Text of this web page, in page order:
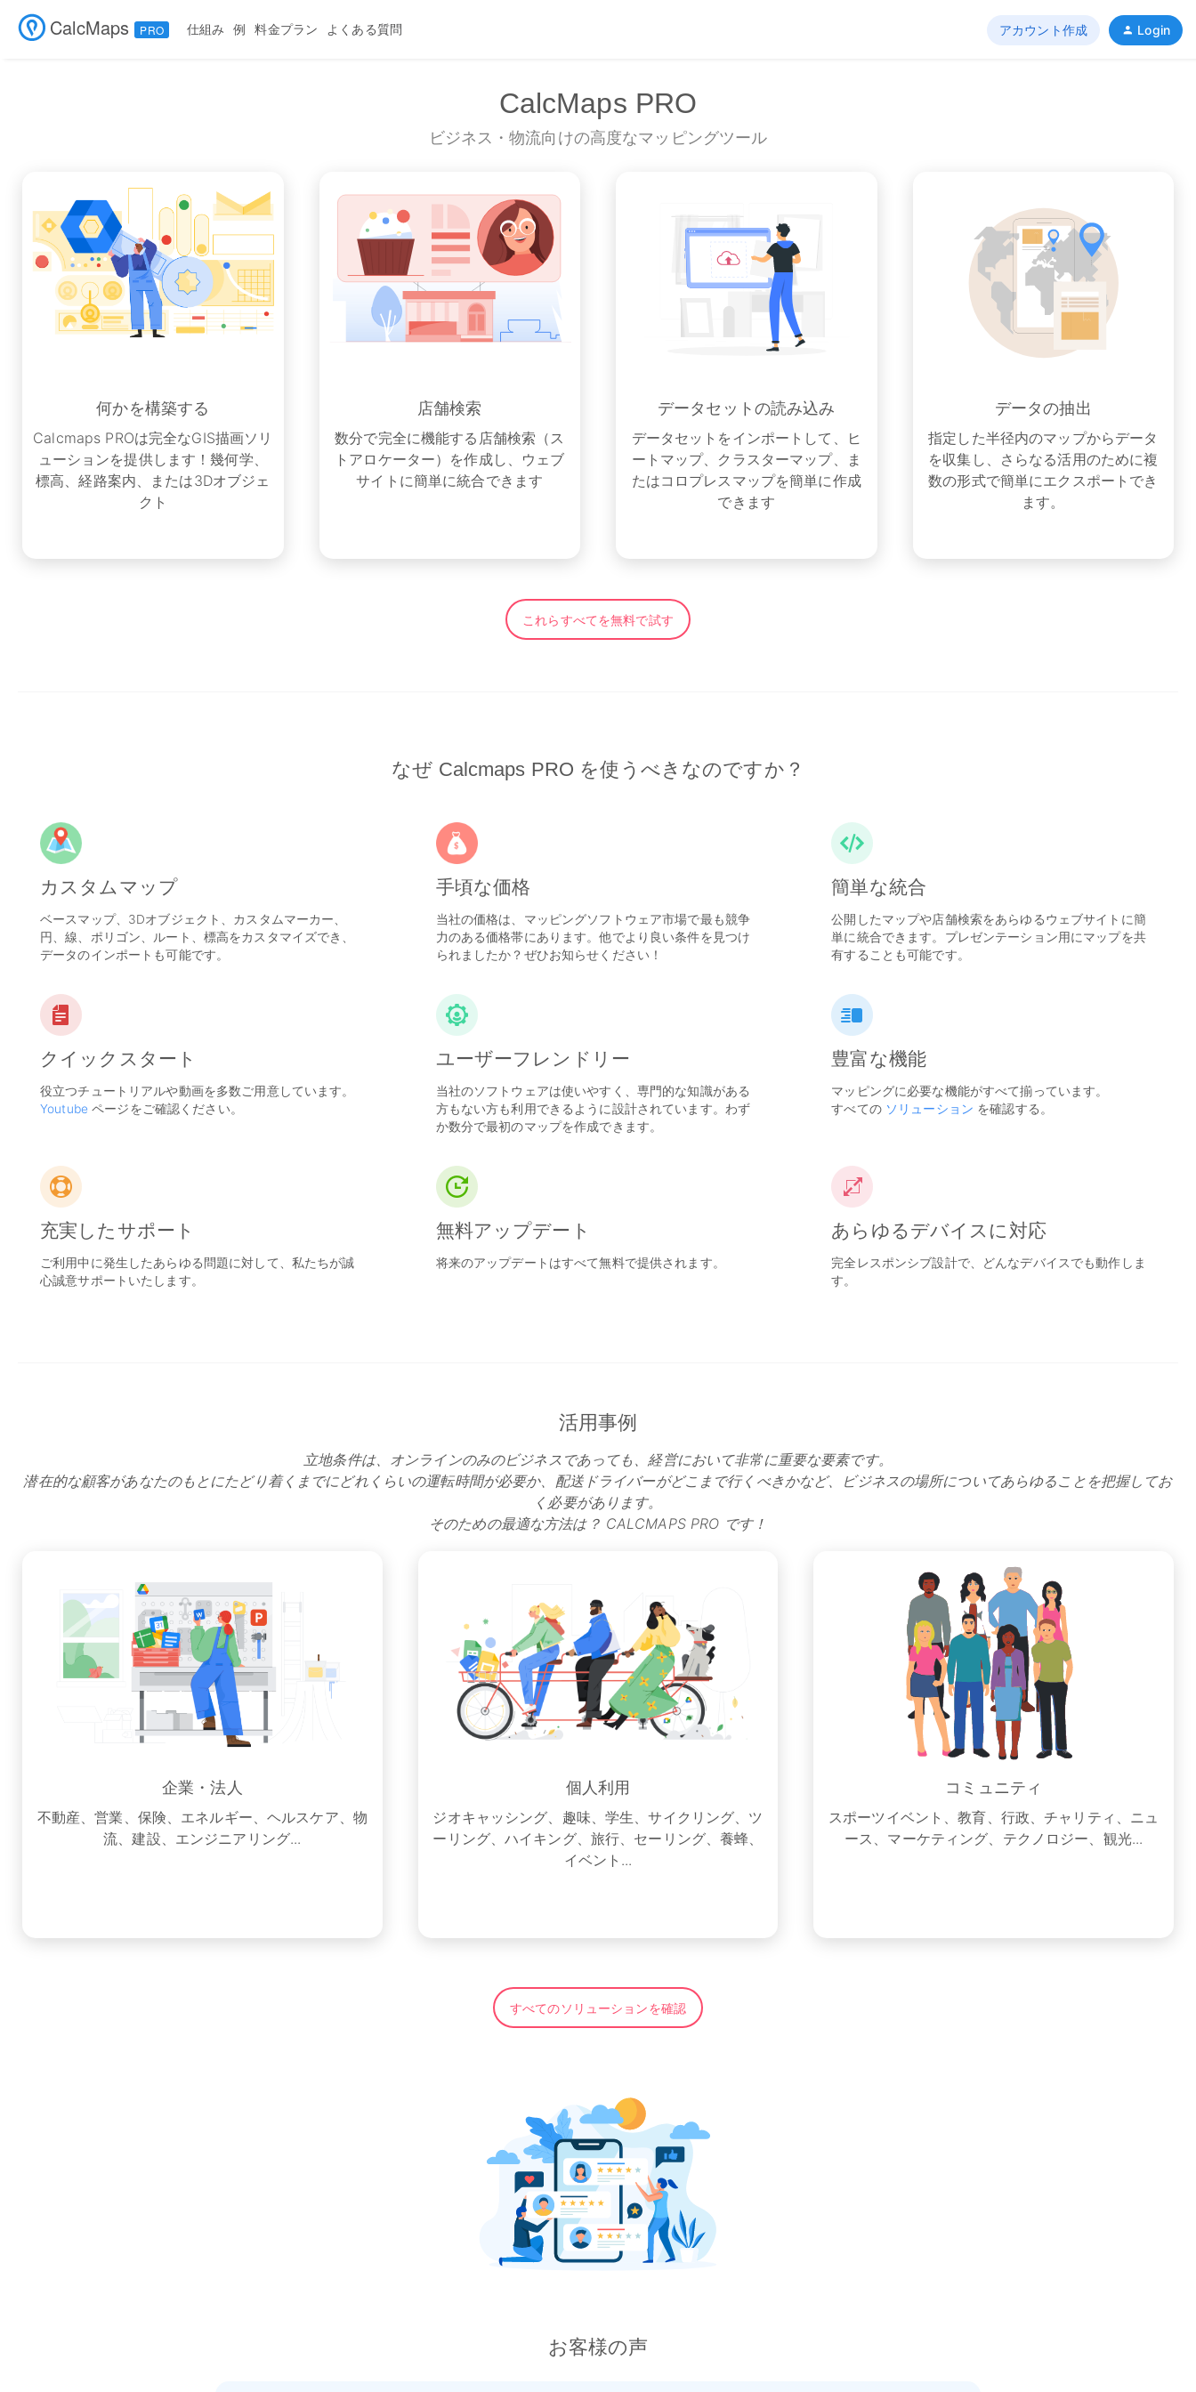
CalcMaps PRO 仕組み 例 料金プラン よくある質問 アカウント作成 Login
CalcMaps PRO
ビジネス・物流向けの高度なマッピングツール
何かを構築する
Calcmaps PROは完全なGIS描画ソリ
ューションを提供します！幾何学、
標高、経路案内、または3Dオブジェ
クト
店舗検索
数分で完全に機能する店舗検索（ス
トアロケーター）を作成し、ウェブ
サイトに簡単に統合できます
データセットの読み込み
データセットをインポートして、ヒ
ートマップ、クラスターマップ、ま
たはコロプレスマップを簡単に作成
できます
データの抽出
指定した半径内のマップからデータ
を収集し、さらなる活用のために複
数の形式で簡単にエクスポートでき
ます。
これらすべてを無料で試す
なぜ Calcmaps PRO を使うべきなのですか？
カスタムマップ
ベースマップ、3Dオブジェクト、カスタムマーカー、
円、線、ポリゴン、ルート、標高をカスタマイズでき、
データのインポートも可能です。
手頃な価格
当社の価格は、マッピングソフトウェア市場で最も競争
力のある価格帯にあります。他でより良い条件を見つけ
られましたか？ぜひお知らせください！
簡単な統合
公開したマップや店舗検索をあらゆるウェブサイトに簡
単に統合できます。プレゼンテーション用にマップを共
有することも可能です。
クイックスタート
役立つチュートリアルや動画を多数ご用意しています。
Youtube ページをご確認ください。
ユーザーフレンドリー
当社のソフトウェアは使いやすく、専門的な知識がある
方もない方も利用できるように設計されています。わず
か数分で最初のマップを作成できます。
豊富な機能
マッピングに必要な機能がすべて揃っています。
すべての ソリューション を確認する。
充実したサポート
ご利用中に発生したあらゆる問題に対して、私たちが誠
心誠意サポートいたします。
無料アップデート
将来のアップデートはすべて無料で提供されます。
あらゆるデバイスに対応
完全レスポンシブ設計で、どんなデバイスでも動作しま
す。
活用事例
立地条件は、オンラインのみのビジネスであっても、経営において非常に重要な要素です。
潜在的な顧客があなたのもとにたどり着くまでにどれくらいの運転時間が必要か、配送ドライバーがどこまで行くべきかなど、ビジネスの場所についてあらゆることを把握してお
く必要があります。
そのための最適な方法は？ CALCMAPS PRO です！
企業・法人
不動産、営業、保険、エネルギー、ヘルスケア、物
流、建設、エンジニアリング...
個人利用
ジオキャッシング、趣味、学生、サイクリング、ツ
ーリング、ハイキング、旅行、セーリング、養蜂、
イベント...
コミュニティ
スポーツイベント、教育、行政、チャリティ、ニュ
ース、マーケティング、テクノロジー、観光...
すべてのソリューションを確認
お客様の声